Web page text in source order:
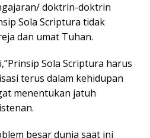
doktrin-doktrin
Sola Scriptura tidak
dan umat Tuhan.
Sola Scriptura harus
terus dalam kehidupan
menentukan jatuh
besar dunia saat ini